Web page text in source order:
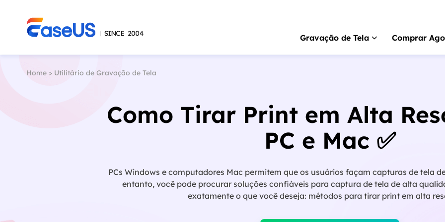
Gravação de Tela
RecExpertspara
Gravador de tela
Gravador de tela
ScreenShot
Captura de tela no PC
Comprar
Home > Utilitário de Gravação de Tela
Como Tirar Print em Alta
PC e Mac ✅
PCs Windows e computadores Mac permitem que os usuários façam capturas de tela
entanto, você pode procurar soluções confiáveis para captura de tela de alta
exatamente o que você deseja: métodos para tirar print em alta
